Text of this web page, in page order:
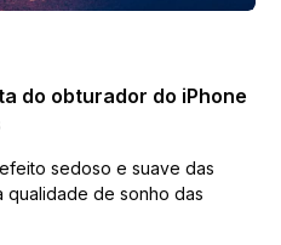
do obturador do iPhone
sedoso e suave das
qualidade de sonho das